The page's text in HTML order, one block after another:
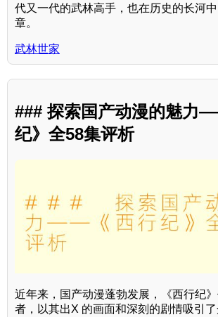
代又一代的武林高手，也在历史的长河
章。
武林世家
### 探索国产动漫的魅力
纪》全58集评析
近年来，国产动漫蓬勃发展，《西行纪
者，以其出X 的画面和深刻的剧情吸引了